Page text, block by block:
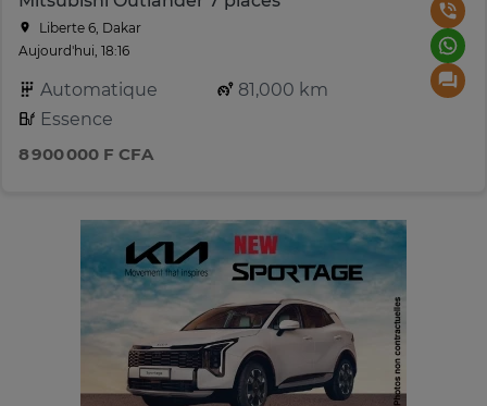
Liberte 6, Dakar
Aujourd'hui, 18:16
Automatique
81,000 km
Essence
8 900 000 F CFA